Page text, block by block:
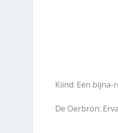
Kiind: Een
De Oerbron: